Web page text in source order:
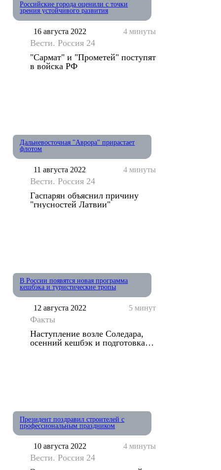
Российские города оценили с точки
зрения устойчивого развития
16 августа 2022 4 минуты
Вести. Россия 24
"Сармат" и "Прометей" поступят
в войска РФ
Дальневосточная "Аврора" прирастает
флотом
11 августа 2022 4 минуты
Вести. Россия 24
Гаспарян объяснил причину
"гнусностей Латвии"
В России появятся новая программа
кешбэка и туристические тропы
12 августа 2022 5 минут
Факты
Наступление возле Соледара,
осенний кешбэк и подготовка к
Президент поздравил строителей с
профессиональным праздником
10 августа 2022 4 минуты
Вести. Россия 24